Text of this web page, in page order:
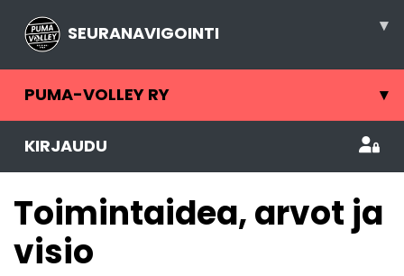
SEURANAVIGOINTI ▾
PUMA-VOLLEY RY ▾
KIRJAUDU
Toimintaidea, arvot ja
visio